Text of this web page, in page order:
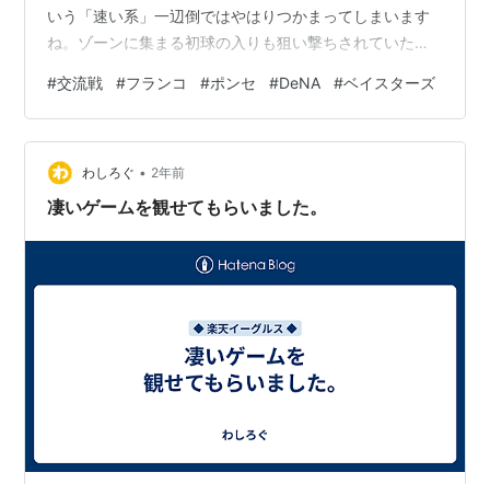
いう「速い系」一辺倒ではやはりつかまってしまいます
ね。ゾーンに集まる初球の入りも狙い撃ちされていた感
わってきたかに見えましたが、時すでに遅し。相手のリ
ズムを崩す前に得点を重ねられ、６回６失点というゲー
ムメイクになってしまいました。 雨に助けられ、雨に泣
く...か 攻撃陣は相手先発のケイに７回途中まで３安打に
抑えられ、７回に訪れた２アウト満塁というチャンスも
#交流戦 #フランコ #ポンセ #DeNA #ベイスターズ
わしろぐ • 2年前
凄いゲームを観せてもらいました。